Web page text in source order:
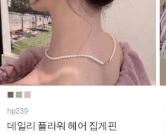
hp239
데일리 플라워 헤어 집게핀